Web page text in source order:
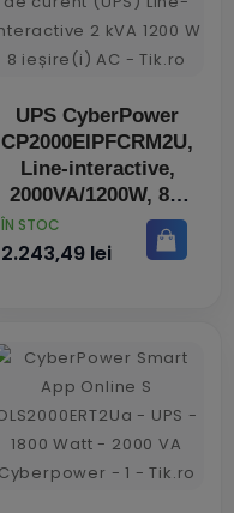
UPS CyberPower
CP2000EIPFCRM2U,
Line-interactive,
2000VA/1200W, 8 x
IEC C13, 1 x IEC
C14, Protectie
PRET
ÎN STOC
2.243,49 lei